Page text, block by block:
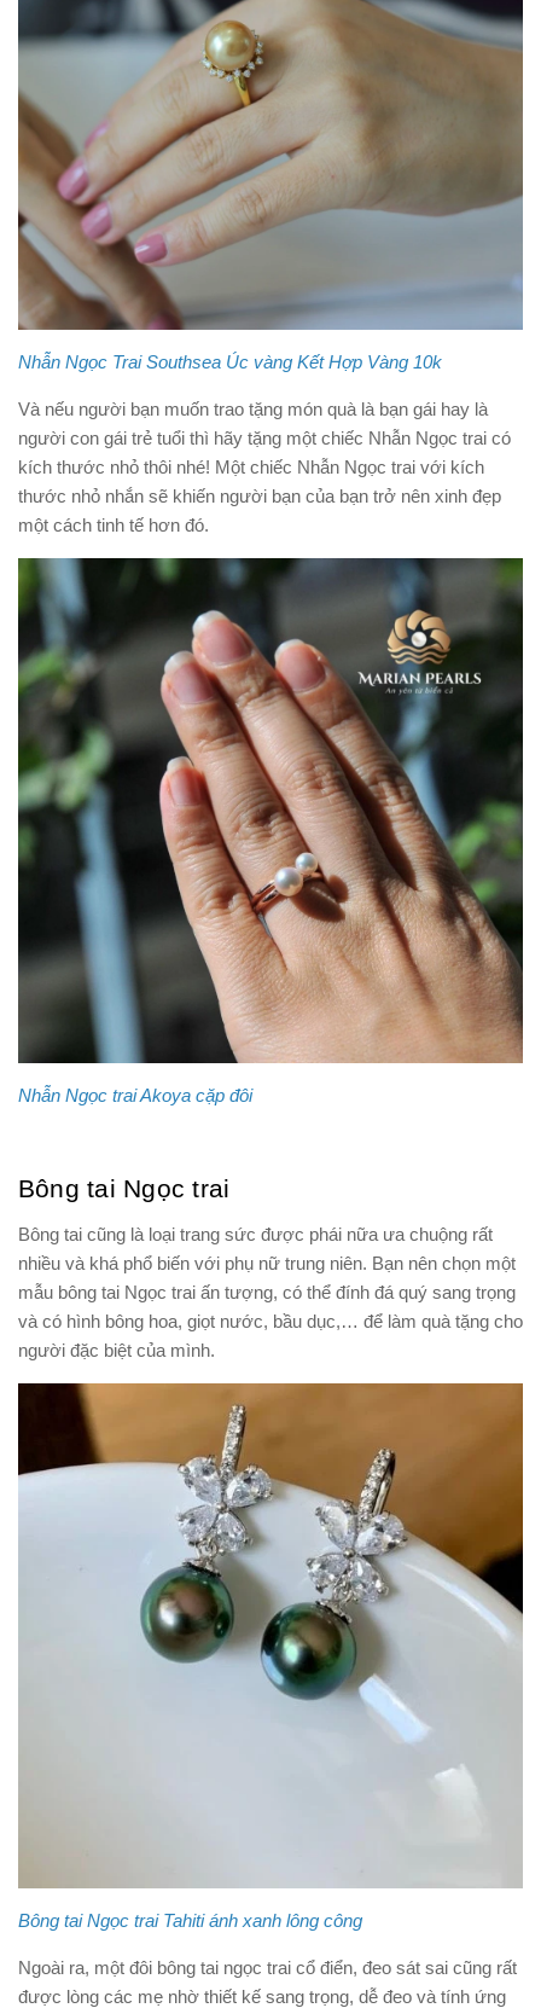
Nhẫn Ngọc Trai Southsea Úc vàng Kết Hợp Vàng 10k
Và nếu người bạn muốn trao tặng món quà là bạn gái hay là
người con gái trẻ tuổi thì hãy tặng một chiếc Nhẫn Ngọc trai có
kích thước nhỏ thôi nhé! Một chiếc Nhẫn Ngọc trai với kích
thước nhỏ nhắn sẽ khiến người bạn của bạn trở nên xinh đẹp
một cách tinh tế hơn đó.
Nhẫn Ngọc trai Akoya cặp đôi
Bông tai Ngọc trai
Bông tai cũng là loại trang sức được phái nữa ưa chuộng rất
nhiều và khá phổ biến với phụ nữ trung niên. Bạn nên chọn một
mẫu bông tai Ngọc trai ấn tượng, có thể đính đá quý sang trọng
và có hình bông hoa, giọt nước, bầu dục,… để làm quà tặng cho
người đặc biệt của mình.
Bông tai Ngọc trai Tahiti ánh xanh lông công
Ngoài ra, một đôi bông tai ngọc trai cổ điển, đeo sát sai cũng rất
được lòng các mẹ nhờ thiết kế sang trọng, dễ đeo và tính ứng